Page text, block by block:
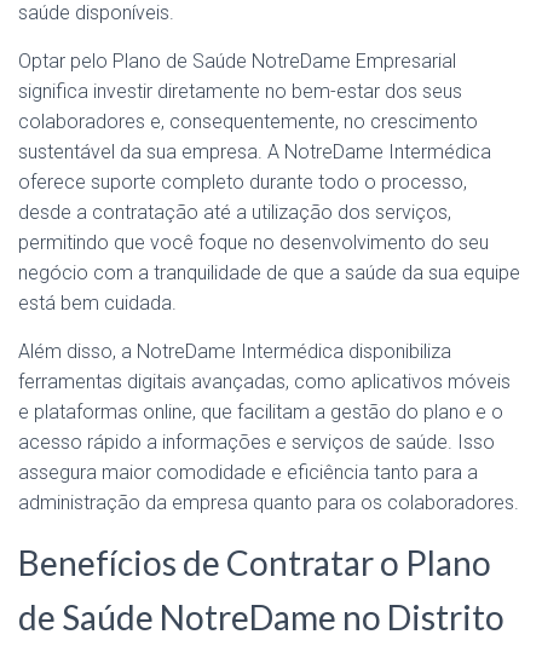
saúde disponíveis.
Optar pelo Plano de Saúde NotreDame Empresarial
significa investir diretamente no bem-estar dos seus
colaboradores e, consequentemente, no crescimento
sustentável da sua empresa. A NotreDame Intermédica
oferece suporte completo durante todo o processo,
desde a contratação até a utilização dos serviços,
permitindo que você foque no desenvolvimento do seu
negócio com a tranquilidade de que a saúde da sua equipe
está bem cuidada.
Além disso, a NotreDame Intermédica disponibiliza
ferramentas digitais avançadas, como aplicativos móveis
e plataformas online, que facilitam a gestão do plano e o
acesso rápido a informações e serviços de saúde. Isso
assegura maior comodidade e eficiência tanto para a
administração da empresa quanto para os colaboradores.
Benefícios de Contratar o Plano
de Saúde NotreDame no Distrito